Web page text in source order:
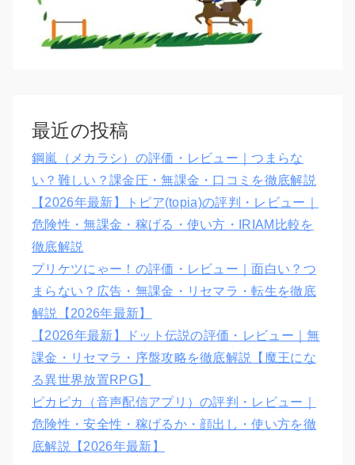
最近の投稿
鋼嵐（メカラシ）の評価・レビュー｜つまらな
い？難しい？課金圧・無課金・口コミを徹底解説
【2026年最新】トピア(topia)の評判・レビュー｜
危険性・無課金・稼げる・使い方・IRIAM比較を
徹底解説
プリケツにゃー！の評価・レビュー｜面白い？つ
まらない？広告・無課金・リセマラ・転生を徹底
解説【2026年最新】
【2026年最新】ドット伝説の評価・レビュー｜無
課金・リセマラ・序盤攻略を徹底解説【魔王にな
る異世界放置RPG】
ピカピカ（音声配信アプリ）の評判・レビュー｜
危険性・安全性・稼げるか・顔出し・使い方を徹
底解説【2026年最新】